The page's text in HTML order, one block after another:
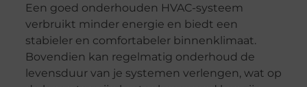
Een goed onderhouden HVAC-systeem
verbruikt minder energie en biedt een
stabieler en comfortabeler binnenklimaat.
Bovendien kan regelmatig onderhoud de
levensduur van je systemen verlengen, wat op